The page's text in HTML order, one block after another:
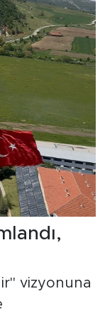
vizyonuna